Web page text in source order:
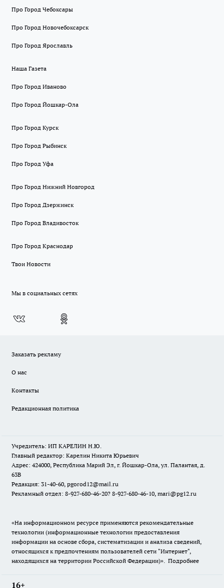
Про Город Чебоксары
Про Город Новочебоксарск
Про Город Ярославль
Наша Газета
Про Город Иваново
Про Город Йошкар-Ола
Про Город Курск
Про Город Рыбинск
Про Город Уфа
Про Город Нижний Новгород
Про Город Дзержинск
Про Город Владивосток
Про Город Краснодар
Твои Новости
Мы в социальных сетях
Заказать рекламу
О нас
Контакты
Редакционная политика
Учредитель: ИП КАРЕЛИН Н.Ю.
Главный редактор: Карелин Никита Юрьевич
Адрес: 424000, Республика Марий Эл, г. Йошкар-Ола, ул. Палантая, д.
63В
Редакция: 31-40-60, pgorod12@mail.ru
Рекламный отдел: 8-927-680-46-20? 8-927-680-46-10, mari@pg12.ru
«На информационном ресурсе применяются рекомендательные
технологии (информационные технологии предоставления
информации на основе сбора, систематизации и анализа сведений,
относящихся к предпочтениям пользователей сети "Интернет",
находящихся на территории Российской Федерации)». Подробнее
16+